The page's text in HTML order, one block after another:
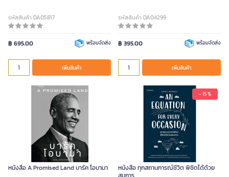
รหัสสินค้า DA05817
฿ 695.00 พร้อมจัดส่ง
เพิ่มสินค้า
รหัสสินค้า DA04299
฿ 395.00 พร้อมจัดส่ง
เพิ่มสินค้า
หนังสือ A Promised Land บารัค โอบามา
- 15 %
หนังสือ ทุกสถานการณ์ชีวิต พิชิตได้ด้วย